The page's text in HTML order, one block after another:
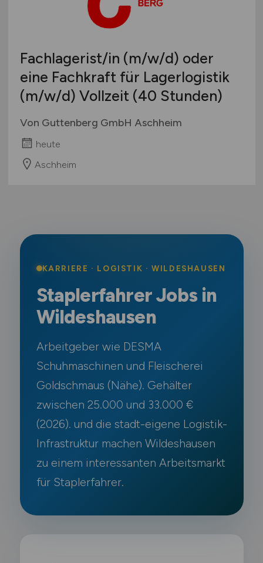
Fachlagerist/in (m/w/d) oder
eine Fachkraft für Lagerlogistik
(m/w/d) Vollzeit (40 Stunden)
Von Guttenberg GmbH Aschheim
heute
Aschheim
KARRIERE · LOGISTIK · WILDESHAUSEN
Staplerfahrer Jobs in
Wildeshausen
Arbeitgeber wie DESMA
Schuhmaschinen und Fleischerei
Goldschmaus (Nähe). Gehälter
zwischen 25.000 und 33.000 €
(2026). und die stadt-eigene Logistik-
Infrastruktur machen Wildeshausen
zu einem interessanten Arbeitsmarkt
für Staplerfahrer.